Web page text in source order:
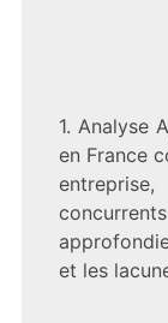
1. Analyse
en France
et les